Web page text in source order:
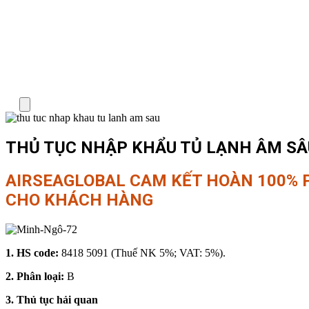
THỦ TỤC NHẬP KHẨU TỦ LẠNH ÂM
AIRSEAGLOBAL CAM KẾT HOÀN 100%
CHO KHÁCH HÀNG
1. HS code: 8418 5091 (Thuế NK 5%; VAT: 5%).
2. Phân loại: B
3. Thủ tục hải quan